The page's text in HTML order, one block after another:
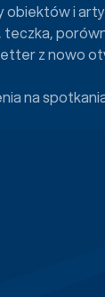
obiektów i
z nowo
na